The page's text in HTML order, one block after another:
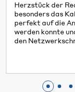
Herzstück der
besonders das
perfekt auf die
werden konnte
den